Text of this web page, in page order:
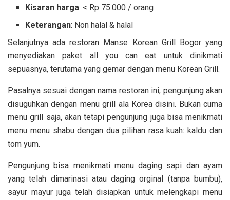
Kisaran harga: < Rp 75.000 / orang
Keterangan: Non halal & halal
Selanjutnya ada restoran Manse Korean Grill Bogor yang
menyediakan paket all you can eat untuk dinikmati
sepuasnya, terutama yang gemar dengan menu Korean Grill.
Pasalnya sesuai dengan nama restoran ini, pengunjung akan
disuguhkan dengan menu grill ala Korea disini. Bukan cuma
menu grill saja, akan tetapi pengunjung juga bisa menikmati
menu menu shabu dengan dua pilihan rasa kuah: kaldu dan
tom yum.
Pengunjung bisa menikmati menu daging sapi dan ayam
yang telah dimarinasi atau daging orginal (tanpa bumbu),
sayur mayur juga telah disiapkan untuk melengkapi menu